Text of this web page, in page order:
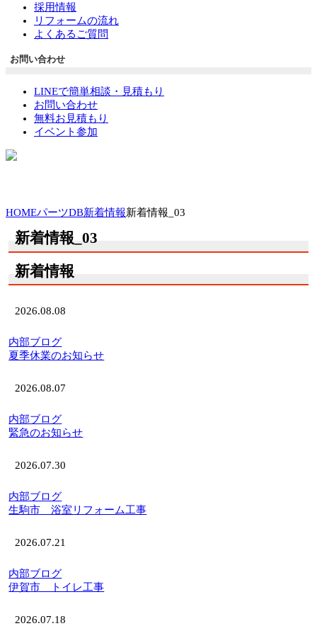
採用情報
リフォームの流れ
よくあるご質問
お問い合わせ
LINEで簡単相談・見積もり
お問い合わせ
無料お見積もり
イベント参加
HOMEパーツDB新着情報新着情報_03
新着情報_03
新着情報
2026.08.08
内部ブログ
夏季休業のお知らせ
2026.08.07
内部ブログ
緊急のお知らせ
2026.07.30
内部ブログ
生駒市 浴室リフォーム工事
2026.07.21
内部ブログ
伊賀市 トイレ工事
2026.07.18